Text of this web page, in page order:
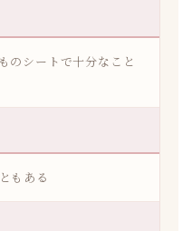
のシートで十分なこと
もある